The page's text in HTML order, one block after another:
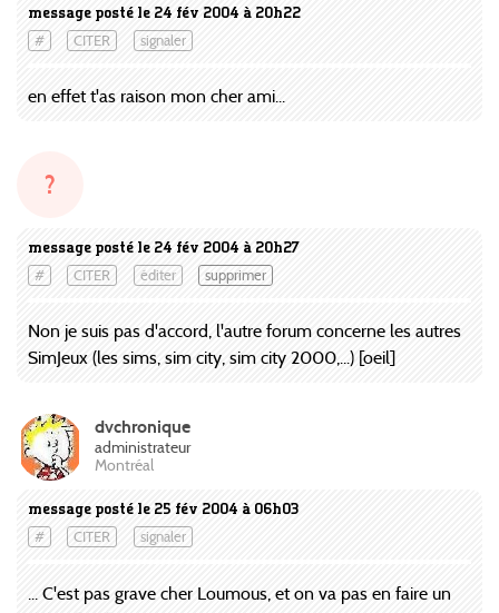
message posté le 24 fév 2004 à 20h22
# CITER signaler
en effet t'as raison mon cher ami...
message posté le 24 fév 2004 à 20h27
# CITER éditer supprimer
?
Non je suis pas d'accord, l'autre forum concerne les autres
SimJeux (les sims, sim city, sim city 2000,...) [oeil]
message posté le 25 fév 2004 à 06h03
# CITER signaler
dvchronique
administrateur
Montréal
... C'est pas grave cher Loumous, et on va pas en faire un